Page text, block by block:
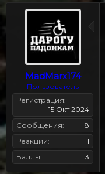
MadMarx174
Пользователь
Регистрация
15 Окт 2024
Сообщения
8
Реакции
1
Баллы
3